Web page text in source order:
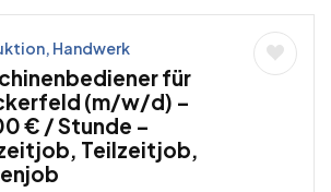
Handwerk
für
(m/w/d) –
€ / Stunde –
Teilzeitjob,